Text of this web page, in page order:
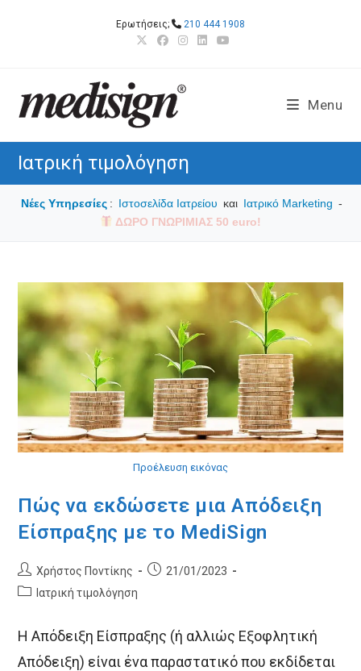
Ερωτήσεις; 210 444 1908
Menu
Ιατρική τιμολόγηση
Νέες Υπηρεσίες : Ιστοσελίδα Ιατρείου και Ιατρικό Marketing -
ΔΩΡΟ ΓΝΩΡΙΜΙΑΣ 50 euro!
Προέλευση εικόνας
Πώς να εκδώσετε μια Απόδειξη
Είσπραξης με το MediSign
Post
author:
Χρήστος Ποντίκης
Post21/01/2023
PostΙατρική τιμολόγηση
Η Απόδειξη Είσπραξης (ή αλλιώς Εξοφλητική
Απόδειξη) είναι ένα παραστατικό που εκδίδεται